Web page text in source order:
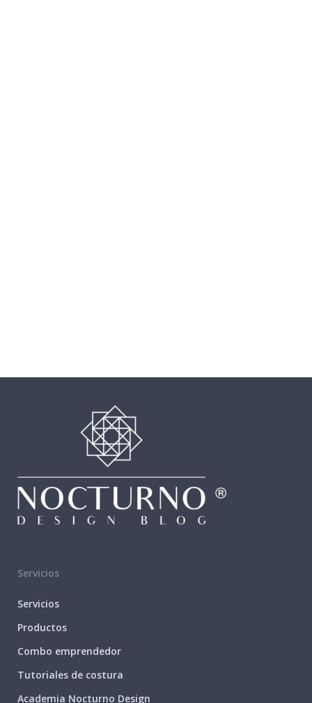
Servicios
Servicios
Productos
Combo emprendedor
Tutoriales de costura
Academia Nocturno Design